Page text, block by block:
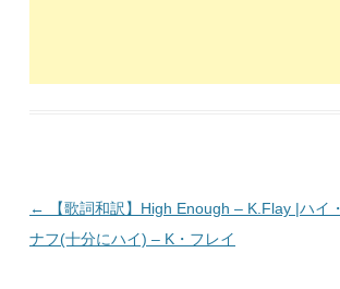
投
稿
←
【歌詞和訳】High Enough – K.Flay |ハイ
ナフ(十分にハイ) – K・フレイ